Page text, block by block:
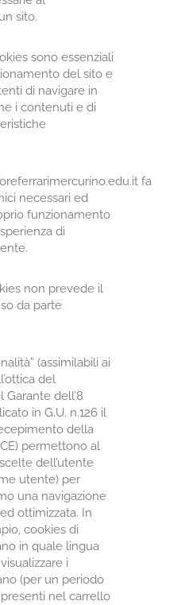
sito.
sono essenziali
del sito e
di navigare in
i contenuti e di
fa
necessari ed
funzionamento
di
non prevede il
da parte
(assimilabili ai
del
dell’8
in G.U. n.126 il
della
permettono al
dell’utente
utente) per
una navigazione
ottimizzata. In
cookies di
in quale lingua
i
(per un periodo
nel carrello